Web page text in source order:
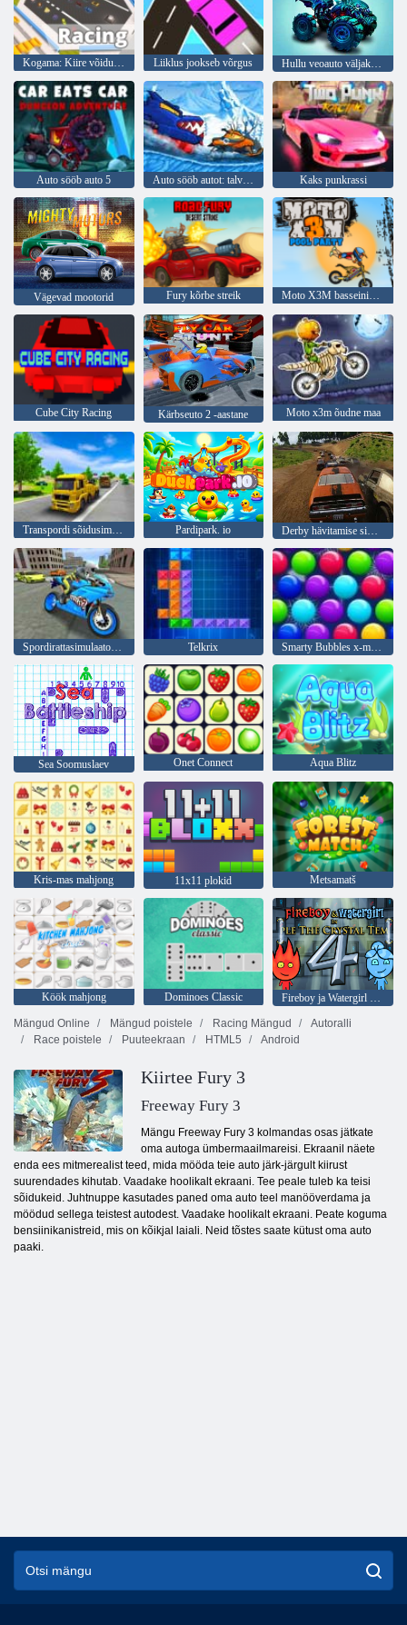
Kogama: Kiire võidusõit Liiklus jookseb võrgus Hullu veoauto väljakutse
Auto sööb auto 5 Auto sööb autot: talvine seiklus Kaks punkrassi
Vägevad mootorid Fury kõrbe streik Moto X3M basseinipidu
Cube City Racing Kärbseuto 2 -aastane Moto x3m õudne maa
Transpordi sõidusimulaator Pardipark. io Derby hävitamise simulaator
Spordirattasimulaatori triiv 3d Telkrix Smarty Bubbles x-mas väljaanne
Sea Soomuslaev Onet Connect Aqua Blitz
Kris-mas mahjong 11x11 plokid Metsamatš
Köök mahjong Dominoes Classic
Fireboy ja Watergirl 4: kristalltempel
Mängud Online
Mängud poistele Racing Mängud
Autoralli
Race poistele
Puuteekraan HTML5 Android
Kiirtee Fury 3
Freeway Fury 3
Mängu Freeway Fury 3 kolmandas osas jätkate
oma autoga ümbermaailmareisi. Ekraanil näete
enda ees mitmerealist teed, mida mööda teie auto järk-järgult kiirust
suurendades kihutab. Vaadake hoolikalt ekraani. Tee peale tuleb ka teisi
sõidukeid. Juhtnuppe kasutades paned oma auto teel manööverdama ja
möödud sellega teistest autodest. Vaadake hoolikalt ekraani. Peate koguma
bensiinikanistreid, mis on kõikjal laiali. Neid tõstes saate kütust oma auto
paaki.